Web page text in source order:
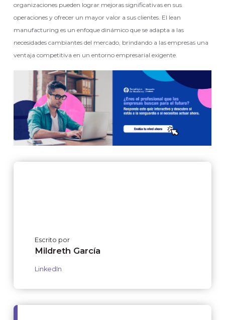
organizaciones pueden lograr mejoras significativas en sus
operaciones y ofrecer un mayor valor a sus clientes. El lean
manufacturing es un enfoque dinámico que se adapta a las
necesidades cambiantes del mercado, brindando a las empresas una
ventaja competitiva en un entorno empresarial exigente.
Escrito por
Mildreth García
LinkedIn